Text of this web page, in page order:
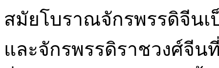
สมัยโบราณจักรพรรดิจีน
และจักรพรรดิราชวงศ์จี